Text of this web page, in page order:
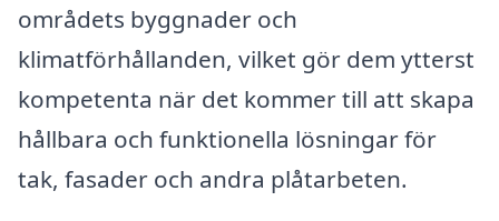
områdets byggnader och
klimatförhållanden, vilket gör dem ytterst
kompetenta när det kommer till att skapa
hållbara och funktionella lösningar för
tak, fasader och andra plåtarbeten.